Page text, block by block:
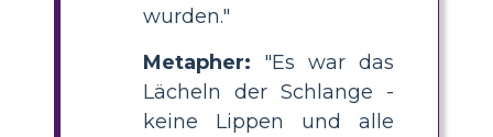
wurden."
Metapher: "Es war das
Lächeln der Schlange -
keine Lippen und alle